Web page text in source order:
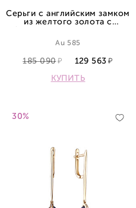
Серьги с английским замком
из желтого золота с
Au 585
185 090
129 563
КУПИТЬ
30%